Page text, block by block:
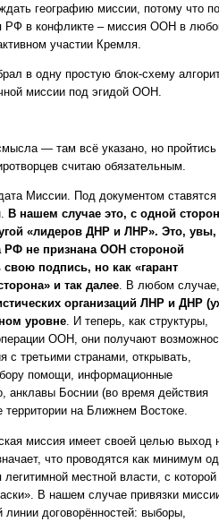
географию миссии, потому что
РФ в конфликте – миссия ООН в
участии Кремля.
в одну простую блок-схему
миссии под эгидой ООН.
— там всё указано, но пройтись
считаю обязательным.
Миссии. Под документом ставятся
В нашем случае это, с одной
«лидеров ДНР и ЛНР». Это, увы,
РФ не признана ООН стороной
подпись, но как «гарант
и так далее. В любом случае,
организаций ЛНР и ДНР
уровне. И теперь, как структуры,
ООН, они получают
с третьими странами, открывать,
помощи, информационные
анклавы Боснии (во время действия
на Ближнем Востоке.
миссия имеет своей целью выход
что проводятся как минимум
местной власти, с которой
В нашем случае привязки
договорённостей: выборы,